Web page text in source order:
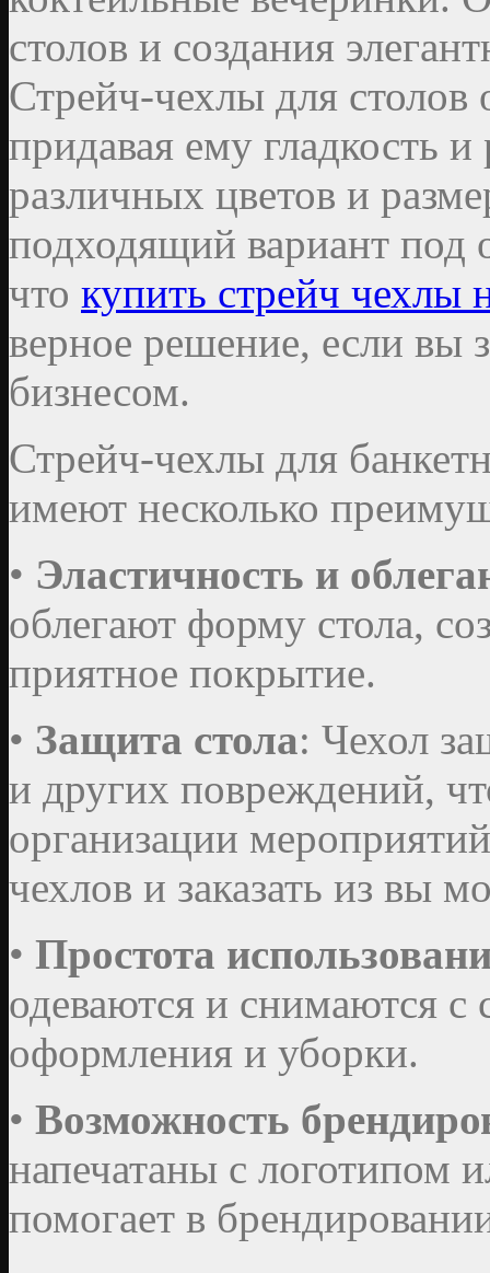
столов и создания
Стрейч-чехлы для столов
придавая ему гладкость
различных цветов и
подходящий вариант под
что купить стрейч чехлы
верное решение, если вы
бизнесом.
Стрейч-чехлы для
имеют несколько
• Эластичность и
облегают форму стола,
приятное покрытие.
• Защита стола: Чехол
и других повреждений,
организации
чехлов и заказать из вы
• Простота
одеваются и снимаются с
оформления и уборки.
• Возможность
напечатаны с логотипом
помогает в